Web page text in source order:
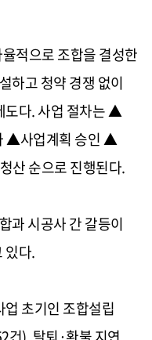
적으로 조합을 결성한
하고 청약 경쟁 없이
도다.사업 절차는▲
▲사업계획 승인▲
청산 순으로 진행된다.
과 시공사 간 갈등이
있다.
초기인 조합설립